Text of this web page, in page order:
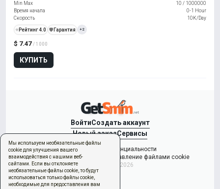
Мы используем необязательные файлы
cookie для улучшения вашего
взаимодействия с нашими веб-
сайтами. Если вы отклоняете
необязательные файлы cookie, то будут
использоваться только файлы cookie,
необходимые для предоставления вам
$ 7.47 / 1000
КУПИТЬ
Min Max
10 / 1000000
Время начала
0-1 Hour
Скорость
10K/Day
⭐ Рейтинг 4.0 ️🛡️ Гарантия +2
ВойтиСоздать аккаунт
Новый заказСервисы
Политикой конфиденциальности
Условиями использования
Управление файлами cookie
Copyright © 2026